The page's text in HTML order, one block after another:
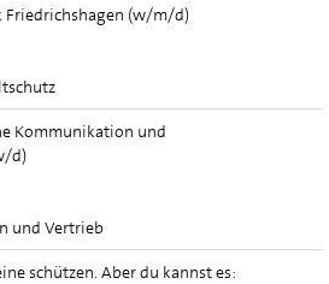
Friedrichshagen (w/m/d)
Kommunikation und
d)
und Vertrieb
schützen. Aber du kannst es: